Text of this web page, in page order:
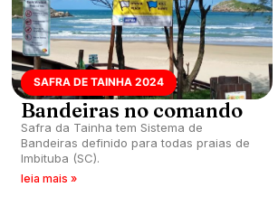
SAFRA DE TAINHA 2024
Bandeiras no comando
Safra da Tainha tem Sistema de
Bandeiras definido para todas praias de
Imbituba (SC).
leia mais »